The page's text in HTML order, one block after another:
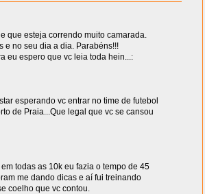
que esteja correndo muito camarada.
e no seu dia a dia. Parabéns!!!
eu espero que vc leia toda hein...:
esperando vc entrar no time de futebol
de Praia...Que legal que vc se cansou
todas as 10k eu fazia o tempo de 45
me dando dicas e aí fui treinando
coelho que vc contou.